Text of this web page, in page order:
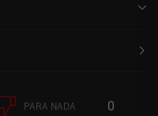
Store de iOS.
PARA NADA 0